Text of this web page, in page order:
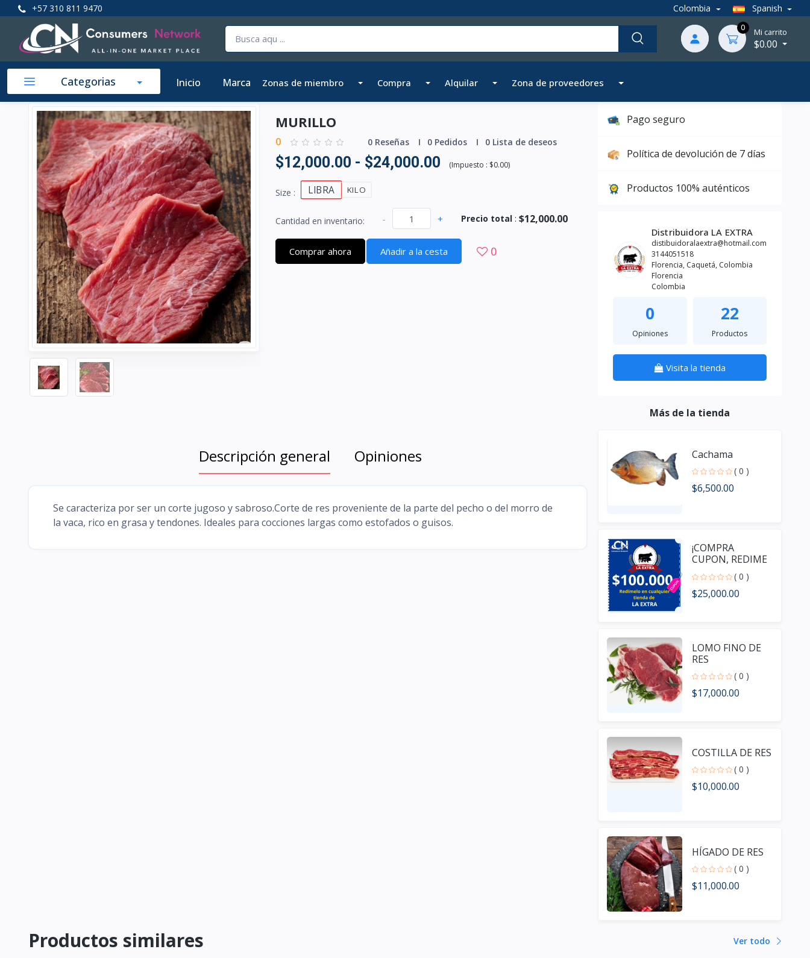
+57 310 811 9470 Colombia Spanish
0 Mi carrito
$0.00
Categorias Inicio Marca Zonas de miembro Compra Alquilar Zona de proveedores
MURILLO
0 0 Reseñas 0 Pedidos 0 Lista de deseos
$12,000.00 - $24,000.00 (Impuesto : $0.00)
Size : LIBRA KILO
Cantidad en inventario: - + Precio total: $12,000.00
Comprar ahora Añadir a la cesta 0
Descripción general Opiniones
Se caracteriza por ser un corte jugoso y sabroso.Corte de res proveniente de la parte del pecho o del morro de
la vaca, rico en grasa y tendones. Ideales para cocciones largas como estofados o guisos.
Pago seguro
Política de devolución de 7 días
Productos 100% auténticos
Distribuidora LA EXTRA
distibuidoralaextra@hotmail.com
3144051518
Florencia, Caquetá, Colombia
Florencia
Colombia
0
Opiniones
22
Productos
Visita la tienda
Más de la tienda
Cachama
( 0 )
$6,500.00
¡COMPRA
CUPON, REDIME
TU CUPON Y
GANA COMISION!
( 0 )
$25,000.00
LOMO FINO DE
RES
( 0 )
$17,000.00
COSTILLA DE RES
( 0 )
$10,000.00
HÍGADO DE RES
( 0 )
$11,000.00
Productos similares Ver todo